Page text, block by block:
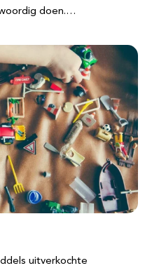
doen.…
uitverkochte